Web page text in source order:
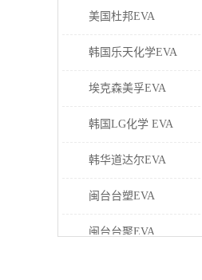
美国杜邦EVA
韩国乐天化学EVA
埃克森美孚EVA
韩国LG化学 EVA
韩华道达尔EVA
闽台台塑EVA
闽台台聚EVA